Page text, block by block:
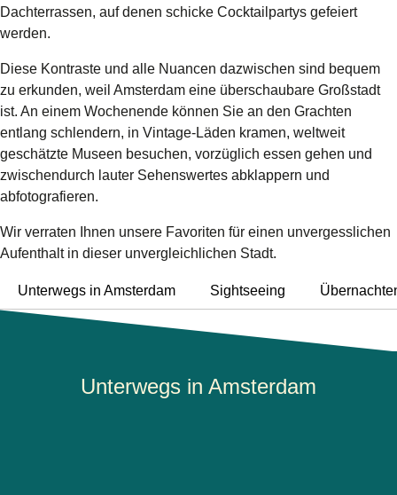
Dachterrassen, auf denen schicke Cocktailpartys gefeiert
werden.
Diese Kontraste und alle Nuancen dazwischen sind bequem
zu erkunden, weil Amsterdam eine überschaubare Großstadt
ist. An einem Wochenende können Sie an den Grachten
entlang schlendern, in Vintage-Läden kramen, weltweit
geschätzte Museen besuchen, vorzüglich essen gehen und
zwischendurch lauter Sehenswertes abklappern und
abfotografieren.
Wir verraten Ihnen unsere Favoriten für einen unvergesslichen
Aufenthalt in dieser unvergleichlichen Stadt.
Unterwegs in Amsterdam Sightseeing
Unterwegs in Amsterdam